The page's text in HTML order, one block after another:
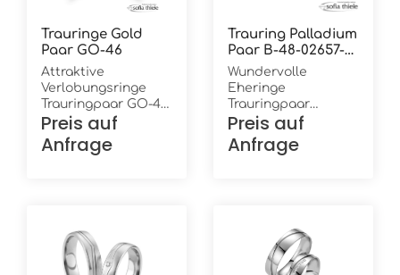
Trauringe Gold
Paar GO-46
Attraktive
Verlobungsringe
Trauringpaar GO-46
Weißgold in 333/-
Oberfläche:
längsmattiert und
Ring innen: leicht
bombiert (gewölbt)
Ring außen: flach
Preis auf
Anfrage
Trauring Palladium
Paar B-48-02657-
58
Wundervolle
Eheringe
Trauringpaar
Breuning 48/02657
und 48/02658
Palladium in 500/-
1,5 mm Breite: 6,0
mm Ring innen: flach
Ring außen: leicht
Preis auf
Anfrage